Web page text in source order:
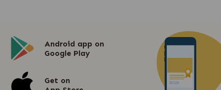
Android app on
Google Play
Get on